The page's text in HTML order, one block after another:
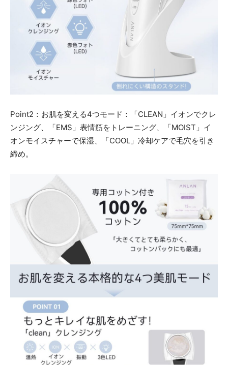
Point2：お肌を変える4つモード：「CLEAN」イオンでクレ
ンジング、「EMS」表情筋をトレーニング、「MOIST」イ
オンモイスチャーで保湿、「COOL」冷却ケアで毛穴を引き
締め。